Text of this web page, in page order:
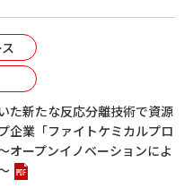
た新たな反応分離技術で資源
企業「ファイトケミカルプロ
オープンイノベーションによ